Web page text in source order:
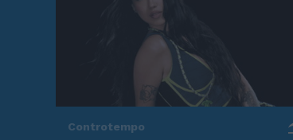
Controtempo